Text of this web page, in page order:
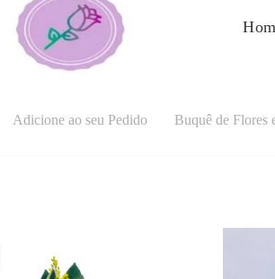
Adicione ao seu Pedido Buquê de Flores